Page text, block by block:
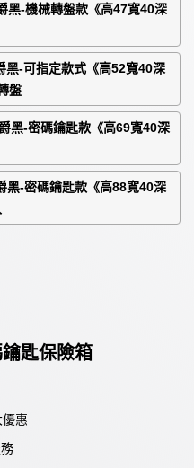
鑰匙保險箱
惠
黑-機械轉盤款《高47寬40深
黑-可指定款式《高52寬40深
盤
黑-密碼鑰匙款《高69寬40深
黑-密碼鑰匙款《高88寬40深